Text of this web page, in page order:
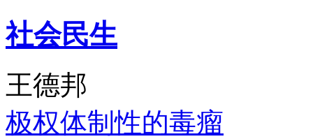
社会民生
王德邦
极权体制性的毒瘤